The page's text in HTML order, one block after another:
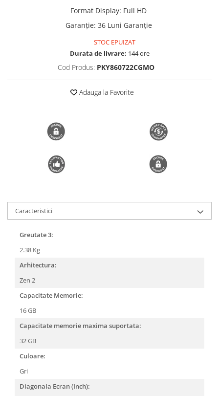
Trimmere si FierastraeFormat Display: Full HD
Garanție: 36 Luni Garanție
STOC EPUIZAT
Durata de livrare: 144 ore
Cod Produs: PKY860722CGMO
Adauga la Favorite
Caracteristici
Greutate 3:
2.38 Kg
Arhitectura:
Zen 2
Capacitate Memorie:
16 GB
Capacitate memorie maxima suportata:
32 GB
Culoare:
Gri
Diagonala Ecran (Inch):